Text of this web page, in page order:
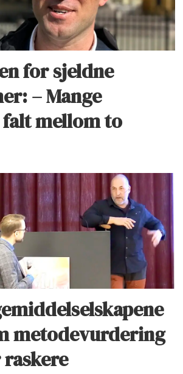
for sjeldne
– Mange
mellom to
metodevurdering